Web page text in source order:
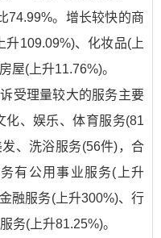
74.99%。增长较快的商
升109.09%)、化妆品(上
屋(上升11.76%)。
受理量较大的服务主要
化、娱乐、体育服务(81
、洗浴服务(56件)，合
有公用事业服务(上升
融服务(上升300%)、行
务(上升81.25%)。